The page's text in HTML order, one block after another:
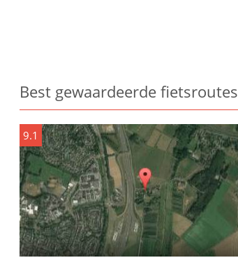
Best gewaardeerde fietsroutes
9.1